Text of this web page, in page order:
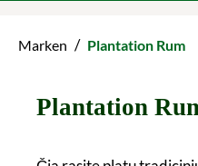
Marken / Plantation Rum
Plantation